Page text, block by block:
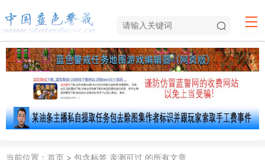
当前位置： 首页 > 包含标签 亲测可过 的所有文章